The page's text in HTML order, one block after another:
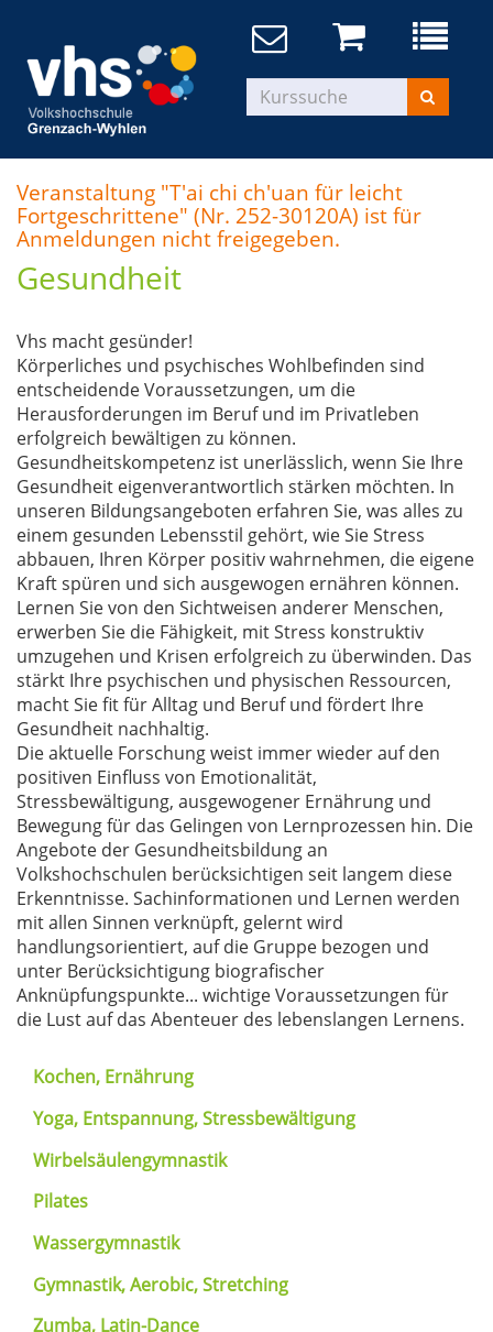
Veranstaltung "T'ai chi ch'uan für leicht
Fortgeschrittene" (Nr. 252-30120A) ist für
Anmeldungen nicht freigegeben.
Gesundheit
Vhs macht gesünder!
Körperliches und psychisches Wohlbefinden sind
entscheidende Voraussetzungen, um die
Herausforderungen im Beruf und im Privatleben
erfolgreich bewältigen zu können.
Gesundheitskompetenz ist unerlässlich, wenn Sie Ihre
Gesundheit eigenverantwortlich stärken möchten. In
unseren Bildungsangeboten erfahren Sie, was alles zu
einem gesunden Lebensstil gehört, wie Sie Stress
abbauen, Ihren Körper positiv wahrnehmen, die eigene
Kraft spüren und sich ausgewogen ernähren können.
Lernen Sie von den Sichtweisen anderer Menschen,
erwerben Sie die Fähigkeit, mit Stress konstruktiv
umzugehen und Krisen erfolgreich zu überwinden. Das
stärkt Ihre psychischen und physischen Ressourcen,
macht Sie fit für Alltag und Beruf und fördert Ihre
Gesundheit nachhaltig.
Die aktuelle Forschung weist immer wieder auf den
positiven Einfluss von Emotionalität,
Stressbewältigung, ausgewogener Ernährung und
Bewegung für das Gelingen von Lernprozessen hin. Die
Angebote der Gesundheitsbildung an
Volkshochschulen berücksichtigen seit langem diese
Erkenntnisse. Sachinformationen und Lernen werden
mit allen Sinnen verknüpft, gelernt wird
handlungsorientiert, auf die Gruppe bezogen und
unter Berücksichtigung biografischer
Anknüpfungspunkte... wichtige Voraussetzungen für
die Lust auf das Abenteuer des lebenslangen Lernens.
Kochen, Ernährung
Yoga, Entspannung, Stressbewältigung
Wirbelsäulengymnastik
Pilates
Wassergymnastik
Gymnastik, Aerobic, Stretching
Zumba, Latin-Dance